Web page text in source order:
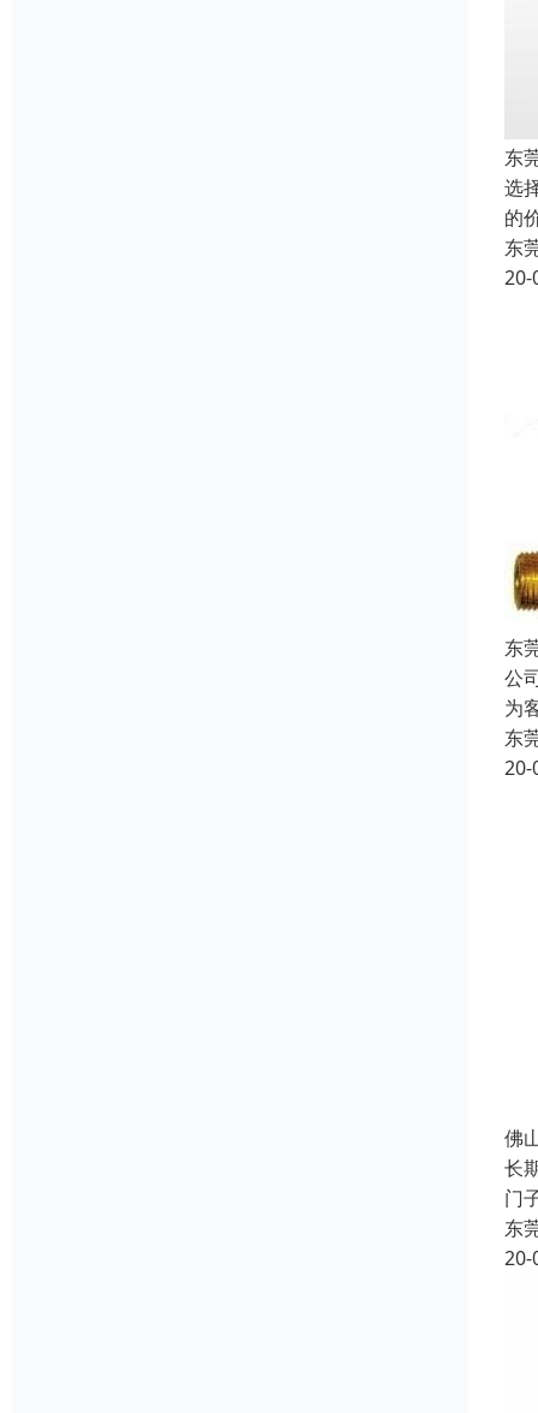
东
选
的
东
20-
东
公
为
东
20-
佛
长
门
东
20-